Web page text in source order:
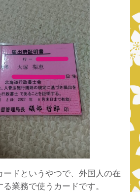
ドというやつで、外国人の在
業務で使うカードです。